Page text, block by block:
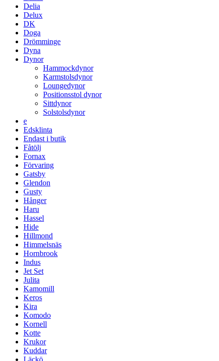
Delia
Delux
DK
Doga
Drömminge
Dyna
Dynor
Hammockdynor
Karmstolsdynor
Loungedynor
Positionsstol dynor
Sittdynor
Solstolsdynor
e
Edsklinta
Endast i butik
Fåtölj
Fornax
Förvaring
Gatsby
Glendon
Gusty
Hånger
Haru
Hassel
Hide
Hillmond
Himmelsnäs
Hornbrook
Indus
Jet Set
Julita
Kamomill
Keros
Kira
Komodo
Kornell
Kotte
Krukor
Kuddar